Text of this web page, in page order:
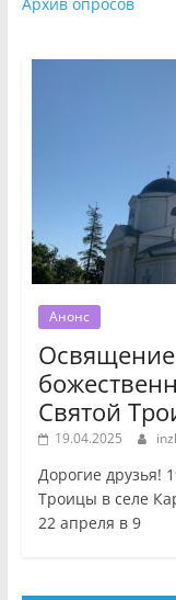
Анонс
Святой
19.04.2025
Дорогие друзья!
Троицы в селе
22 апреля в 9